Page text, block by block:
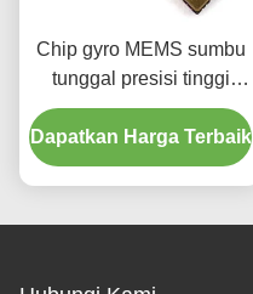
Chip gyro MEMS sumbu
tunggal presisi tinggi
dengan bias 1°/h untuk
pelayaran dan stabilisasi
Dapatkan Harga Terbaik